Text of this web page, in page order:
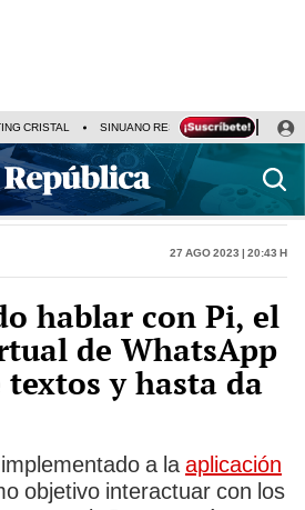
CRISTAL SINUANO RESULTADOS HOY
27 Ago 2023 | 20:43 h
hablar con Pi, el
de WhatsApp
y hasta da
implementado a la aplicación
objetivo interactuar con los